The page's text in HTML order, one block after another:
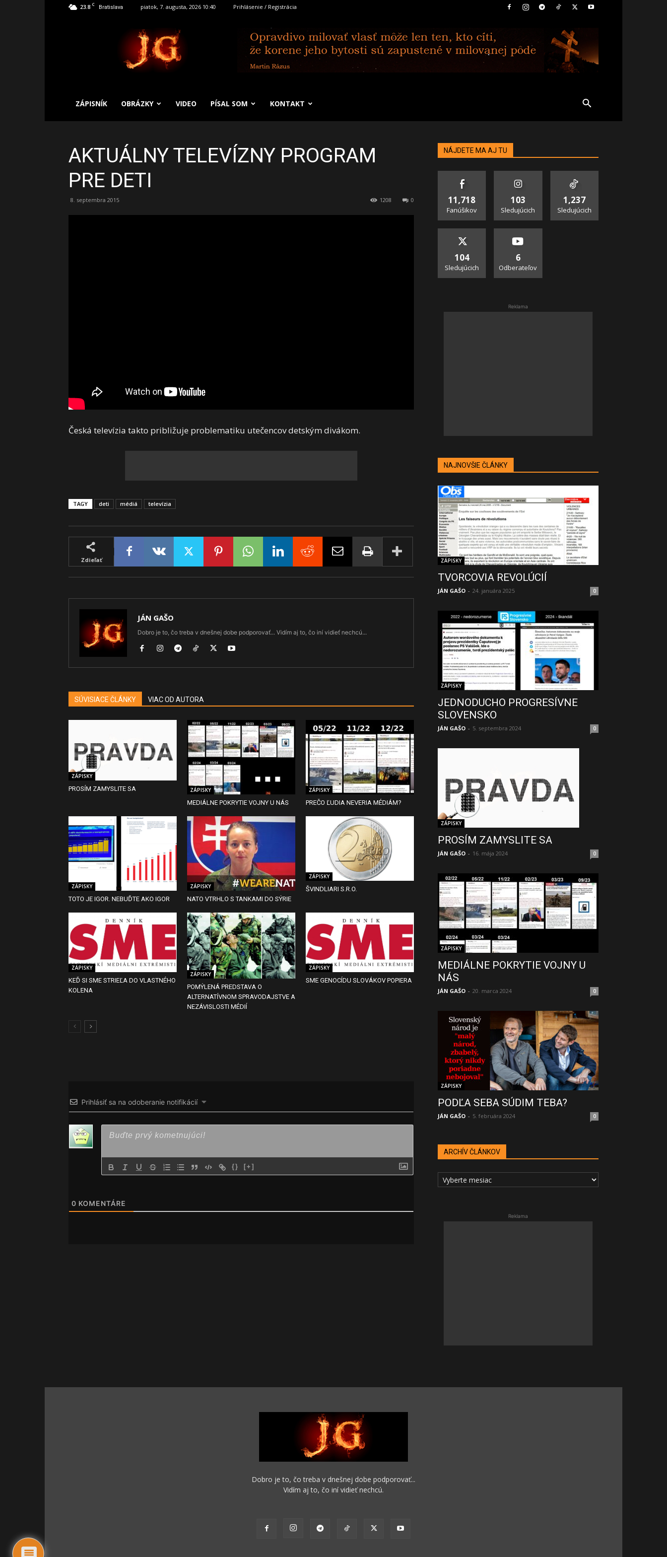
23.8 C Bratislava piatok, 7. augusta, 2026 10:40 Prihlásenie / Registrácia
SLOBODNÝ
ZÁPISNÍK OBRÁZKY VIDEO PÍSAL SOM KONTAKT
AKTUÁLNY TELEVÍZNY PROGRAM
PRE DETI
8. septembra 2015 0
1208
Česká televízia takto približuje problematiku utečencov detským divákom.
TAGY deti médiá televízia
Zdieľať
JÁN GAŠO
Dobro je to, čo treba v dnešnej dobe podporovať... Vidím aj to, čo iní vidieť nechcú...
SÚVISIACE ČLÁNKY VIAC OD AUTORA
ZÁPISKY
PROSÍM ZAMYSLITE SA ZÁPISKY
MEDIÁLNE POKRYTIE VOJNY U NÁS
ZÁPISKY
PREČO ĽUDIA NEVERIA MÉDIÁM?
ZÁPISKY
TOTO JE IGOR. NEBUĎTE AKO IGOR
ZÁPISKY
NATO VTRHLO S TANKAMI DO SÝRIE
ZÁPISKY
ŠVINDLIARI S.R.O.
ZÁPISKY
KEĎ SI SME STRIEĽA DO VLASTNÉHO
KOLENA
ZÁPISKY
POMÝLENÁ PREDSTAVA O
ALTERNATÍVNOM SPRAVODAJSTVE A
NEZÁVISLOSTI MÉDIÍ
ZÁPISKY
SME GENOCÍDU SLOVÁKOV POPIERA
Prihlásiť sa na odoberanie notifikácií
{} [+]
0 KOMENTÁRE
NÁJDETE MA AJ TU
11,718
Fanúšikov
103
Sledujúcich
1,237
Sledujúcich
104
Sledujúcich
6
Odberateľov
Reklama
NAJNOVŠIE ČLÁNKY
ZÁPISKY
TVORCOVIA REVOLÚCIÍ
JÁN GAŠO - 24. januára 2025 0
ZÁPISKY
JEDNODUCHO PROGRESÍVNE
SLOVENSKO
JÁN GAŠO - 5. septembra 2024 0
ZÁPISKY
PROSÍM ZAMYSLITE SA
JÁN GAŠO - 16. mája 2024 0
ZÁPISKY
MEDIÁLNE POKRYTIE VOJNY U
NÁS
JÁN GAŠO - 20. marca 2024 0
ZÁPISKY
PODĽA SEBA SÚDIM TEBA?
JÁN GAŠO - 5. februára 2024 0
ARCHÍV ČLÁNKOV
ARCHÍV
ČLÁNKOV
Reklama
Dobro je to, čo treba v dnešnej dobe podporovať...
Vidím aj to, čo iní vidieť nechcú.